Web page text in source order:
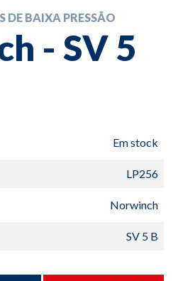
DE BAIXA PRESSÃO
- SV 5
Em stock
LP256
Norwinch
SV 5 B